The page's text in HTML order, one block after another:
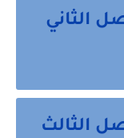
الثاني
الثالث